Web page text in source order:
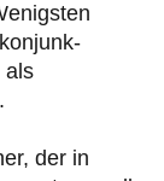
als
der in